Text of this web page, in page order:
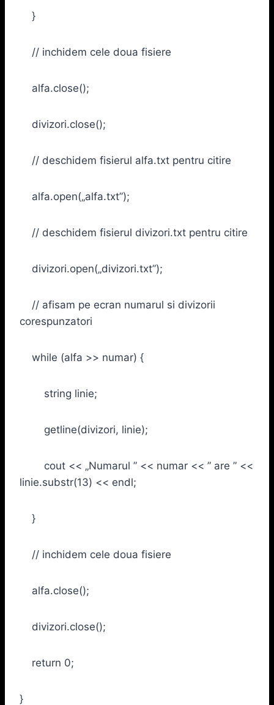
}
// inchidem cele doua fisiere
alfa.close();
divizori.close();
// deschidem fisierul alfa.txt pentru citire
alfa.open(„alfa.txt”);
// deschidem fisierul divizori.txt pentru citire
divizori.open(„divizori.txt”);
// afisam pe ecran numarul si divizorii
corespunzatori
while (alfa >> numar) {
string linie;
getline(divizori, linie);
cout << „Numarul ” << numar << ” are ” <<
linie.substr(13) << endl;
}
// inchidem cele doua fisiere
alfa.close();
divizori.close();
return 0;
}